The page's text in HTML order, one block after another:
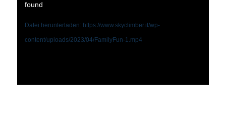
found
Datei herunterladen: https://www.skyclimber.it/wp-
content/uploads/2023/04/FamilyFun-1.mp4